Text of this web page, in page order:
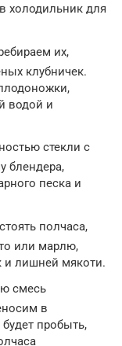
холодильник для
их,
клубничек.
водой и
стекли с
блендера,
песка и
полчаса,
или марлю,
и лишней мякоти.
смесь
в
пробыть,